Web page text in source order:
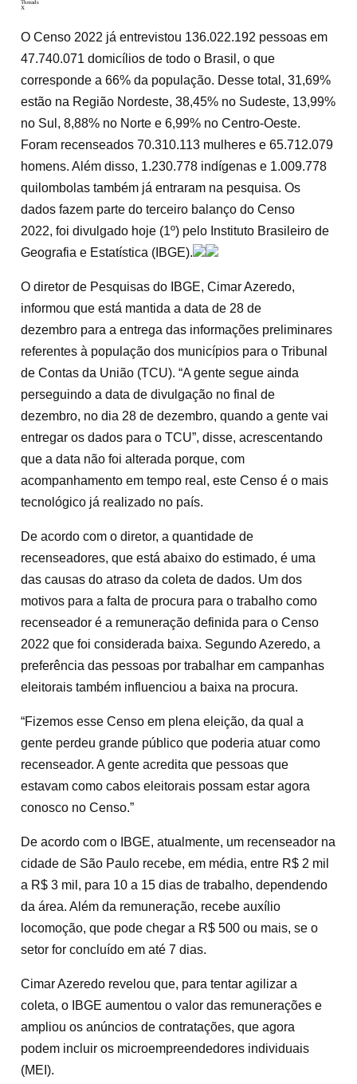
Threads
X
O Censo 2022 já entrevistou 136.022.192 pessoas em
47.740.071 domicílios de todo o Brasil, o que
corresponde a 66% da população. Desse total, 31,69%
estão na Região Nordeste, 38,45% no Sudeste, 13,99%
no Sul, 8,88% no Norte e 6,99% no Centro-Oeste.
Foram recenseados 70.310.113 mulheres e 65.712.079
homens. Além disso, 1.230.778 indígenas e 1.009.778
quilombolas também já entraram na pesquisa. Os
dados fazem parte do terceiro balanço do Censo
2022, foi divulgado hoje (1º) pelo Instituto Brasileiro de
Geografia e Estatística (IBGE).
O diretor de Pesquisas do IBGE, Cimar Azeredo,
informou que está mantida a data de 28 de
dezembro para a entrega das informações preliminares
referentes à população dos municípios para o Tribunal
de Contas da União (TCU). “A gente segue ainda
perseguindo a data de divulgação no final de
dezembro, no dia 28 de dezembro, quando a gente vai
entregar os dados para o TCU”, disse, acrescentando
que a data não foi alterada porque, com
acompanhamento em tempo real, este Censo é o mais
tecnológico já realizado no país.
De acordo com o diretor, a quantidade de
recenseadores, que está abaixo do estimado, é uma
das causas do atraso da coleta de dados. Um dos
motivos para a falta de procura para o trabalho como
recenseador é a remuneração definida para o Censo
2022 que foi considerada baixa. Segundo Azeredo, a
preferência das pessoas por trabalhar em campanhas
eleitorais também influenciou a baixa na procura.
“Fizemos esse Censo em plena eleição, da qual a
gente perdeu grande público que poderia atuar como
recenseador. A gente acredita que pessoas que
estavam como cabos eleitorais possam estar agora
conosco no Censo.”
De acordo com o IBGE, atualmente, um recenseador na
cidade de São Paulo recebe, em média, entre R$ 2 mil
a R$ 3 mil, para 10 a 15 dias de trabalho, dependendo
da área. Além da remuneração, recebe auxílio
locomoção, que pode chegar a R$ 500 ou mais, se o
setor for concluído em até 7 dias.
Cimar Azeredo revelou que, para tentar agilizar a
coleta, o IBGE aumentou o valor das remunerações e
ampliou os anúncios de contratações, que agora
podem incluir os microempreendedores individuais
(MEI).